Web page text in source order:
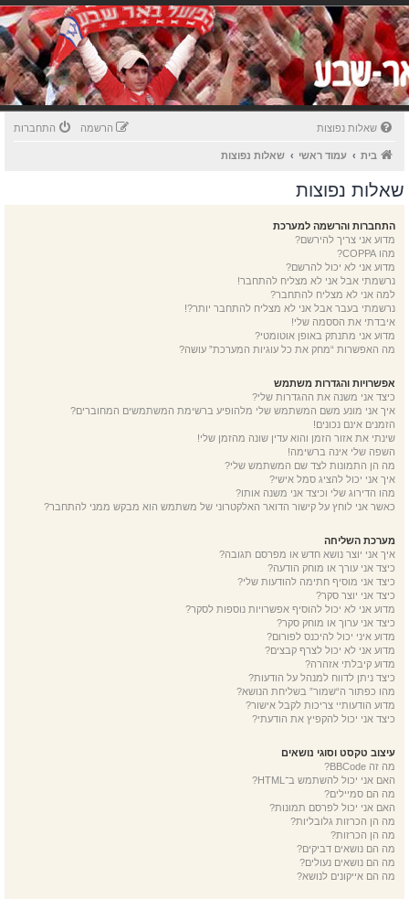
שאלות נפוצות התחברות הרשמה
בית עמוד ראשי שאלות נפוצות
שאלות נפוצות
התחברות והרשמה למערכת
מדוע אני צריך להירשם?
מהו COPPA?
מדוע אני לא יכול להרשם?
נרשמתי אבל אני לא מצליח להתחבר!
למה אני לא מצליח להתחבר?
נרשמתי בעבר אבל אני לא מצליח להתחבר יותר?!
איבדתי את הססמה שלי!
מדוע אני מתנתק באופן אוטומטי?
מה האפשרות “מחק את כל עוגיות המערכת” עושה?
אפשרויות והגדרות משתמש
כיצד אני משנה את ההגדרות שלי?
איך אני מונע משם המשתמש שלי מלהופיע ברשימת המשתמשים המחוברים?
הזמנים אינם נכונים!
שינתי את אזור הזמן והוא עדין שונה מהזמן שלי!
השפה שלי אינה ברשימה!
מה הן התמונות לצד שם המשתמש שלי?
איך אני יכול להציג סמל אישי?
מהו הדירוג שלי וכיצד אני משנה אותו?
כאשר אני לוחץ על קישור הדואר האלקטרוני של משתמש הוא מבקש ממני להתחבר?
מערכת השליחה
איך אני יוצר נושא חדש או מפרסם תגובה?
כיצד אני עורך או מוחק הודעה?
כיצד אני מוסיף חתימה להודעות שלי?
כיצד אני יוצר סקר?
מדוע אני לא יכול להוסיף אפשרויות נוספות לסקר?
כיצד אני ערוך או מוחק סקר?
מדוע איני יכול להיכנס לפורום?
מדוע אני לא יכול לצרף קבצים?
מדוע קיבלתי אזהרה?
כיצד ניתן לדווח למנהל על הודעות?
מהו כפתור ה“שמור” בשליחת הנושא?
מדוע הודעותיי צריכות לקבל אישור?
כיצד אני יכול להקפיץ את הודעתי?
עיצוב טקסט וסוגי נושאים
מה זה BBCode?
האם אני יכול להשתמש ב־HTML?
מה הם סמיילים?
האם אני יכול לפרסם תמונות?
מה הן הכרזות גלובליות?
מה הן הכרזות?
מה הם נושאים דביקים?
מה הם נושאים נעולים?
מה הם אייקונים לנושא?